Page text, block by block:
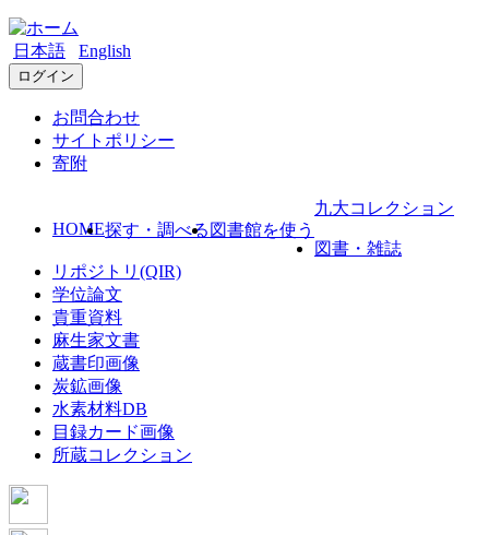
日本語 English
ログイン
お問合わせ
サイトポリシー
寄附
HOME探す・調べる 図書館を使う
九大コレクション
図書・雑誌
リポジトリ(QIR)
学位論文
貴重資料
麻生家文書
蔵書印画像
炭鉱画像
水素材料DB
目録カード画像
所蔵コレクション